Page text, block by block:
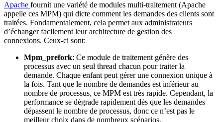
Apache fournit une variété de modules multi-traitement (Apache
appelle ces MPM) qui dicte comment les demandes des clients sont
traitées. Fondamentalement, cela permet aux administrateurs
d’échanger facilement leur architecture de gestion des
connexions. Ceux-ci sont:
Mpm_prefork: Ce module de traitement génère des
processus avec un seul thread chacun pour traiter la
demande. Chaque enfant peut gérer une connexion unique à
la fois. Tant que le nombre de demandes est inférieur au
nombre de processus, ce MPM est très rapide. Cependant, la
performance se dégrade rapidement dès que les demandes
dépassent le nombre de processus, donc ce n’est pas le
meilleur choix dans de nombreux scénarios.